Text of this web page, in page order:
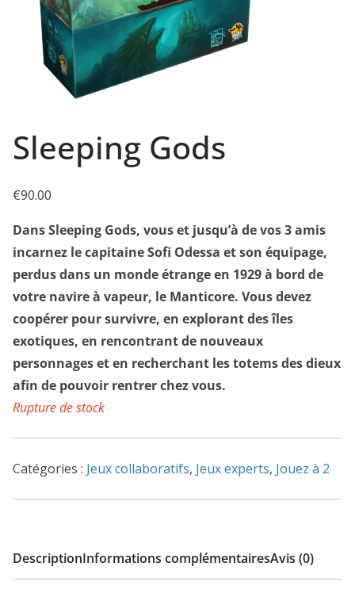
Sleeping Gods
€90.00
Dans Sleeping Gods, vous et jusqu’à de vos 3 amis
incarnez le capitaine Sofi Odessa et son équipage,
perdus dans un monde étrange en 1929 à bord de
votre navire à vapeur, le Manticore. Vous devez
coopérer pour survivre, en explorant des îles
exotiques, en rencontrant de nouveaux
personnages et en recherchant les totems des dieux
afin de pouvoir rentrer chez vous.
Rupture de stock
Catégories : Jeux collaboratifs, Jeux experts, Jouez à 2
DescriptionInformations complémentairesAvis (0)